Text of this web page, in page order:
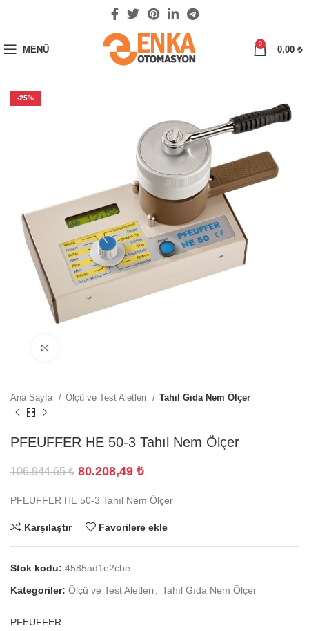
MENÜ
0
0,00 ₺
-25%
Ana Sayfa Ölçü ve Test Aletleri Tahıl Gıda Nem Ölçer
PFEUFFER HE 50-3 Tahıl Nem Ölçer
106.944,65₺ 80.208,49 ₺
PFEUFFER HE 50-3 Tahıl Nem Ölçer
Karşılaştır Favorilere ekle
Stok kodu: 4585ad1e2cbe
Kategoriler: Ölçü ve Test Aletleri Tahıl Gıda Nem Ölçer
PFEUFFER